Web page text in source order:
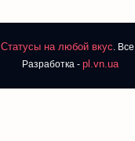
Статусы на любой вкус.
Разработка - pl.vn.ua